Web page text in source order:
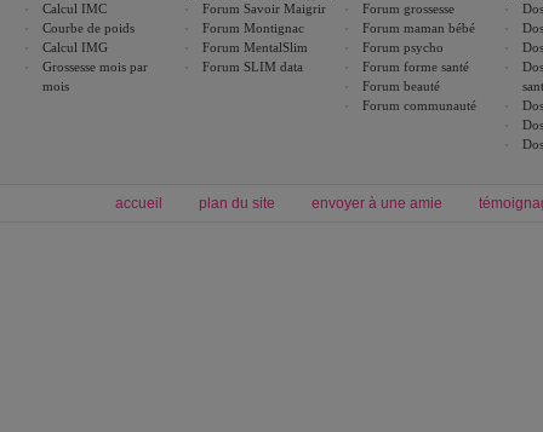
Calcul IMC
Courbe de poids
Calcul IMG
Grossesse mois par
mois
Forum Savoir Maigrir
Forum Montignac
Forum MentalSlim
Forum SLIM data
Forum grossesse
Forum maman bébé
Forum psycho
Forum forme santé
Forum beauté
Forum communauté
accueil plan du site envoyer à une amie